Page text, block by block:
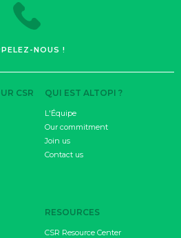
NOUS !
CSR
QUI EST ALTOPI ?
L'Équipe
Our commitment
Join us
Contact us
RESOURCES
CSR Resource Center